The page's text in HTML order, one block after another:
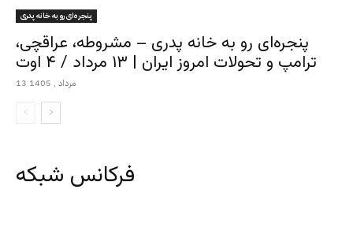
پنجره‌ای رو به خانه پدری
پنجره‌ای رو به خانه پدری – مشروطه، عراقچی،
ترامپ و تحولات امروز ایران | ۱۳ مرداد / ۴ اوت
13 مرداد , 1405
فرکانس شبکه